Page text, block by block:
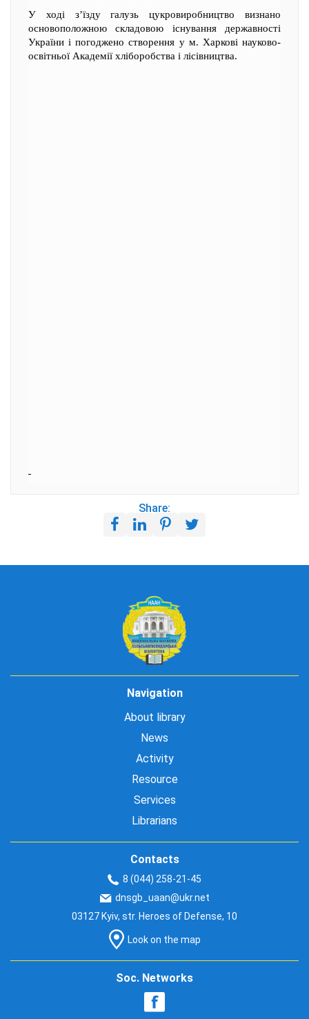
У ході з’їзду галузь цукровиробництво визнано
основоположною складовою існування державності
України і погоджено створення у м. Харкові науково-
освітньої Академії хліборобства і лісівництва.
Share:
Navigation
About library
News
Activity
Resource
Services
Librarians
Contacts
8 (044) 258-21-45
dnsgb_uaan@ukr.net
03127 Kyiv, str. Heroes of Defense, 10
Look on the map
Soc. Networks